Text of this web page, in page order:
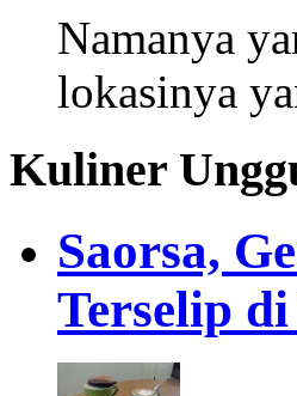
Namanya
lokasinya
Kuliner
Saorsa,
Terselip